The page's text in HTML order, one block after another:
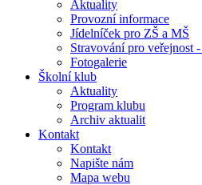
Aktuality
Provozní informace
Jídelníček pro ZŠ a MŠ
Stravování pro veřejnost
Fotogalerie
Školní klub
Aktuality
Program klubu
Archiv aktualit
Kontakt
Kontakt
Napište nám
Mapa webu